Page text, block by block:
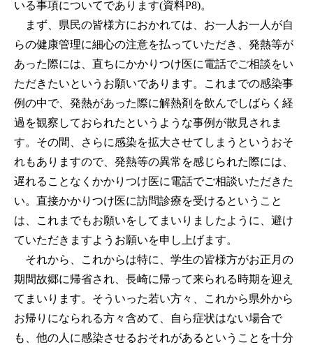
いる事項についてであります(資料P8)。
まず、県民の皆様方におかれては、お一人お一人が自
らの健康管理に細心の注意を払っていただき、発熱等が
あった際には、直ちにかかりつけ医に電話でご相談をい
ただきたいというお願いであります。これまでの感染事
例の中で、発熱があった際に解熱剤を飲んでしばらく経
過を観察しておられたというような事例が散見されま
す。その間、さらに感染を拡大させてしまうというおそ
れもありますので、発熱等の異常を感じられた際には、
遅れることなくかかりつけ医に電話でご相談いただきた
い。直接かかりつけ医に訪問診療を受けるということ
は、これまでもお願いをしてまいりましたように、避け
ていただきますようお願いを申し上げます。
それから、これからは特に、学生の皆様方がお正月の
期間故郷に帰省され、長崎に帰って来られる時期を迎え
てまいります。そういった若い方々、これから県外から
お帰りになられる方々含めて、自ら症状はない場合で
も、他の人に感染させるおそれがあるということを十分